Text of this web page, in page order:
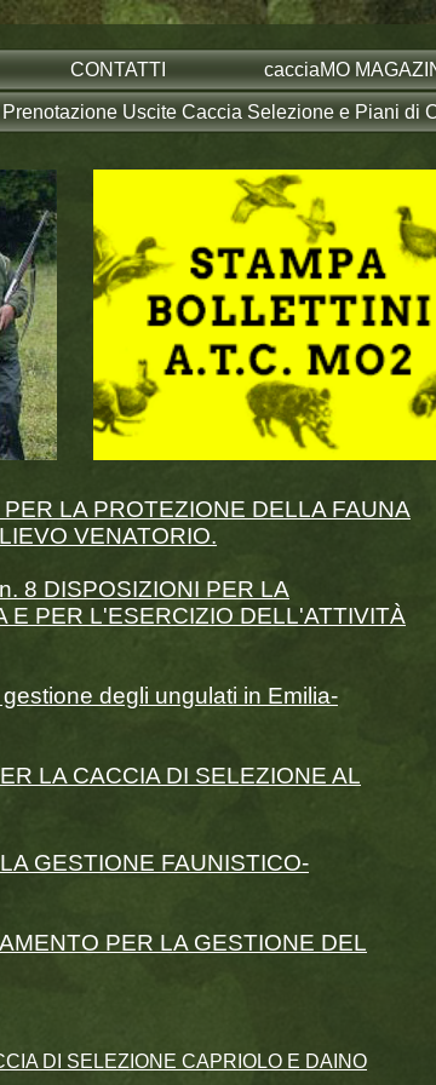
CONTATTI cacciaMO
Prenotazione Uscite Caccia Selezione e Piani di
LA PROTEZIONE DELLA FAUNA
VENATORIO.
8 DISPOSIZIONI PER LA
E PER L'ESERCIZIO DELL'ATTIVITÀ
degli ungulati in Emilia-
LA CACCIA DI SELEZIONE AL
GESTIONE FAUNISTICO-
PER LA GESTIONE DEL
DI SELEZIONE CAPRIOLO E DAINO